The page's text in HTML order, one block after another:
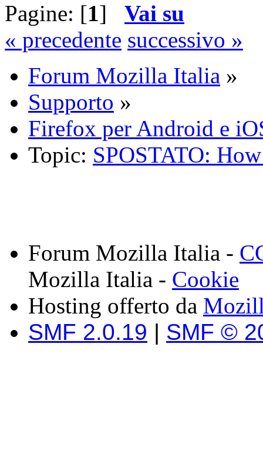
Pagine: [1] Vai su
« precedente successivo »
Forum Mozilla Italia »
Supporto »
Firefox per Android e
Topic: SPOSTATO:
Forum Mozilla Italia -
Mozilla Italia - Cookie
Hosting offerto da
SMF 2.0.19 | SMF ©